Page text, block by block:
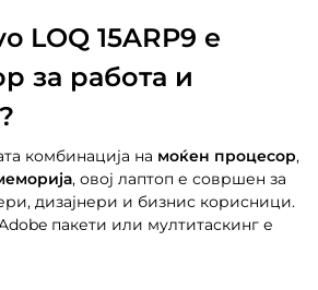
LOQ 15ARP9 е
за работа и
комбинација на моќен процесор,
, овој лаптоп е совршен за
дизајнери и бизнис корисници.
пакети или мултитаскинг е